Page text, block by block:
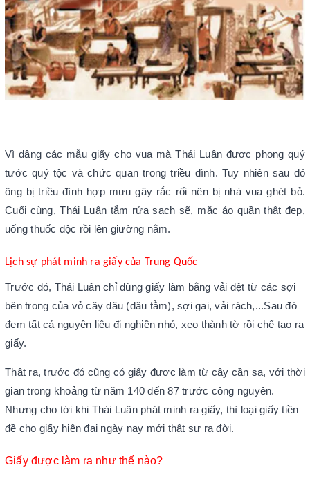
Vì dâng các mẫu giấy cho vua mà Thái Luân được phong quý
tước quý tộc và chức quan trong triều đình. Tuy nhiên sau đó
ông bị triều đình hợp mưu gây rắc rối nên bị nhà vua ghét bỏ.
Cuối cùng, Thái Luân tắm rửa sạch sẽ, mặc áo quần thât đẹp,
uống thuốc độc rồi lên giường nằm.
Lịch sự phát minh ra giấy của Trung Quốc
Trước đó, Thái Luân chỉ dùng giấy làm bằng vải dệt từ các sợi
bên trong của vỏ cây dâu (dâu tằm), sợi gai, vải rách,...Sau đó
đem tất cả nguyên liệu đi nghiền nhỏ, xeo thành tờ rồi chế tạo ra
giấy.
Thật ra, trước đó cũng có giấy được làm từ cây cần sa, với thời
gian trong khoảng từ năm 140 đến 87 trước công nguyên.
Nhưng cho tới khi Thái Luân phát minh ra giấy, thì loại giấy tiền
đề cho giấy hiện đại ngày nay mới thật sự ra đời.
Giấy được làm ra như thế nào?